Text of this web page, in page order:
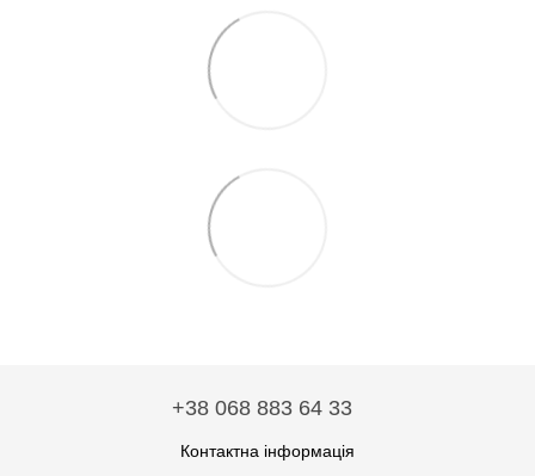
+38 068 883 64 33
Контактна інформація